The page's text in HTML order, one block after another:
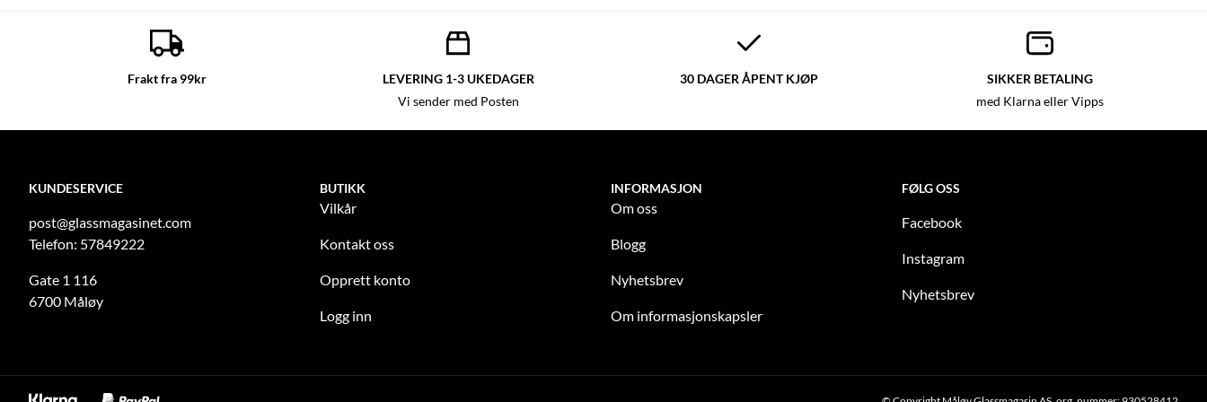
Frakt fra 99kr LEVERING 1-3 UKEDAGER
Vi sender med Posten
30 DAGER ÅPENT KJØP SIKKER BETALING
med Klarna eller Vipps
KUNDESERVICE
post@glassmagasinet.com
Telefon: 57849222
Gate 1 116
6700 Måløy
BUTIKK
Vilkår
Kontakt oss
Opprett konto
Logg inn
INFORMASJON
Om oss
Blogg
Nyhetsbrev
Om informasjonskapsler
FØLG OSS
Facebook
Instagram
Nyhetsbrev